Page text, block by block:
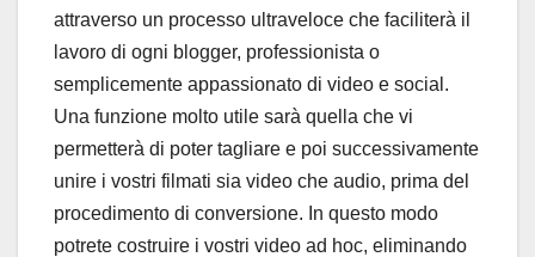
attraverso un processo ultraveloce che faciliterà il
lavoro di ogni blogger, professionista o
semplicemente appassionato di video e social.
Una funzione molto utile sarà quella che vi
permetterà di poter tagliare e poi successivamente
unire i vostri filmati sia video che audio, prima del
procedimento di conversione. In questo modo
potrete costruire i vostri video ad hoc, eliminando